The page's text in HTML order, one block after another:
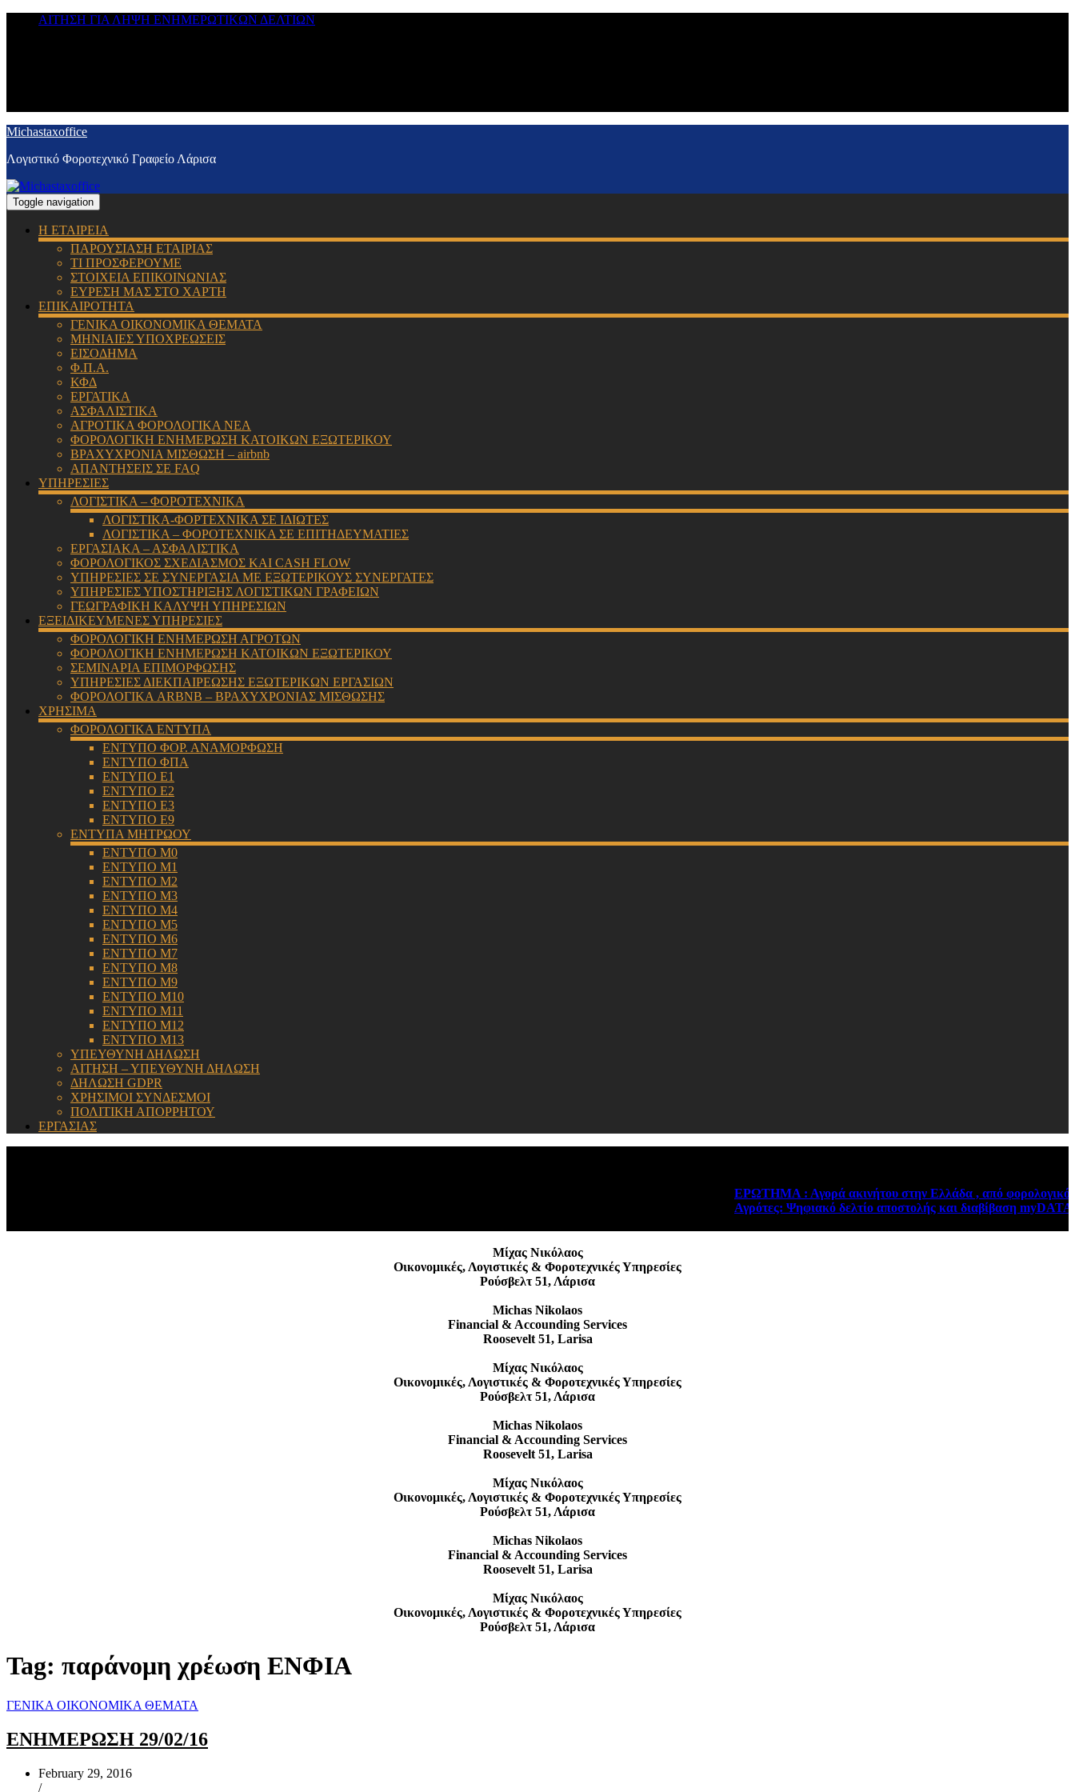
ΑΙΤΗΣΗ ΓΙΑ ΛΗΨΗ ΕΝΗΜΕΡΩΤΙΚΩΝ ΔΕΛΤΙΩΝ
Michastaxoffice
Λογιστικό Φοροτεχνικό Γραφείο Λάρισα
Toggle navigation
Η ΕΤΑΙΡΕΙΑ
ΠΑΡΟΥΣΙΑΣΗ ΕΤΑΙΡΙΑΣ
ΤΙ ΠΡΟΣΦΕΡΟΥΜΕ
ΣΤΟΙΧΕΙΑ ΕΠΙΚΟΙΝΩΝΙΑΣ
ΕΥΡΕΣΗ ΜΑΣ ΣΤΟ ΧΑΡΤΗ
ΕΠΙΚΑΙΡΟΤΗΤΑ
ΓΕΝΙΚΑ ΟΙΚΟΝΟΜΙΚΑ ΘΕΜΑΤΑ
ΜΗΝΙΑΙΕΣ ΥΠΟΧΡΕΩΣΕΙΣ
ΕΙΣΟΔΗΜΑ
Φ.Π.Α.
ΚΦΔ
ΕΡΓΑΤΙΚΑ
ΑΣΦΑΛΙΣΤΙΚΑ
ΑΓΡΟΤΙΚΑ ΦΟΡΟΛΟΓΙΚΑ ΝΕΑ
ΦΟΡΟΛΟΓΙΚΗ ΕΝΗΜΕΡΩΣΗ ΚΑΤΟΙΚΩΝ ΕΞΩΤΕΡΙΚΟΥ
ΒΡΑΧΥΧΡΟΝΙΑ ΜΙΣΘΩΣΗ – airbnb
ΑΠΑΝΤΗΣΕΙΣ ΣΕ FAQ
ΥΠΗΡΕΣΙΕΣ
ΛΟΓΙΣΤΙΚΑ – ΦΟΡΟΤΕΧΝΙΚΑ
ΛΟΓΙΣΤΙΚΑ-ΦΟΡΤΕΧΝΙΚΑ ΣΕ ΙΔΙΩΤΕΣ
ΛΟΓΙΣΤΙΚΑ – ΦΟΡΟΤΕΧΝΙΚΑ ΣΕ ΕΠΙΤΗΔΕΥΜΑΤΙΕΣ
ΕΡΓΑΣΙΑΚΑ – ΑΣΦΑΛΙΣΤΙΚΑ
ΦΟΡΟΛΟΓΙΚΟΣ ΣΧΕΔΙΑΣΜΟΣ ΚΑΙ CASH FLOW
ΥΠΗΡΕΣΙΕΣ ΣΕ ΣΥΝΕΡΓΑΣΙΑ ΜΕ ΕΞΩΤΕΡΙΚΟΥΣ ΣΥΝΕΡΓΑΤΕΣ
ΥΠΗΡΕΣΙΕΣ ΥΠΟΣΤΗΡΙΞΗΣ ΛΟΓΙΣΤΙΚΩΝ ΓΡΑΦΕΙΩΝ
ΓΕΩΓΡΑΦΙΚΗ ΚΑΛΥΨΗ ΥΠΗΡΕΣΙΩΝ
ΕΞΕΙΔΙΚΕΥΜΕΝΕΣ ΥΠΗΡΕΣΙΕΣ
ΦΟΡΟΛΟΓΙΚΗ ΕΝΗΜΕΡΩΣΗ ΑΓΡΟΤΩΝ
ΦΟΡΟΛΟΓΙΚΗ ΕΝΗΜΕΡΩΣΗ ΚΑΤΟΙΚΩΝ ΕΞΩΤΕΡΙΚΟΥ
ΣΕΜΙΝΑΡΙΑ ΕΠΙΜΟΡΦΩΣΗΣ
ΥΠΗΡΕΣΙΕΣ ΔΙΕΚΠΑΙΡΕΩΣΗΣ ΕΞΩΤΕΡΙΚΩΝ ΕΡΓΑΣΙΩΝ
ΦΟΡΟΛΟΓΙΚΑ ARBNB – ΒΡΑΧΥΧΡΟΝΙΑΣ ΜΙΣΘΩΣΗΣ
ΧΡΗΣΙΜΑ
ΦΟΡΟΛΟΓΙΚΑ ΕΝΤΥΠΑ
ΕΝΤΥΠΟ ΦΟΡ. ΑΝΑΜΟΡΦΩΣΗ
ΕΝΤΥΠΟ ΦΠΑ
ΕΝΤΥΠΟ Ε1
ΕΝΤΥΠΟ Ε2
ΕΝΤΥΠΟ Ε3
ΕΝΤΥΠΟ Ε9
ΕΝΤΥΠΑ ΜΗΤΡΩΟΥ
ΕΝΤΥΠΟ Μ0
ΕΝΤΥΠΟ Μ1
ΕΝΤΥΠΟ Μ2
ΕΝΤΥΠΟ Μ3
ΕΝΤΥΠΟ Μ4
ΕΝΤΥΠΟ Μ5
ΕΝΤΥΠΟ Μ6
ΕΝΤΥΠΟ Μ7
ΕΝΤΥΠΟ Μ8
ΕΝΤΥΠΟ Μ9
ΕΝΤΥΠΟ Μ10
ΕΝΤΥΠΟ Μ11
ΕΝΤΥΠΟ Μ12
ΕΝΤΥΠΟ Μ13
ΥΠΕΥΘΥΝΗ ΔΗΛΩΣΗ
ΑΙΤΗΣΗ – ΥΠΕΥΘΥΝΗ ΔΗΛΩΣΗ
ΔΗΛΩΣΗ GDPR
ΧΡΗΣΙΜΟΙ ΣΥΝΔΕΣΜΟΙ
ΠΟΛΙΤΙΚΗ ΑΠΟΡΡΗΤΟΥ
ΕΡΓΑΣΙΑΣ
ΕΡΩΤΗΜΑ : Αγορά ακινήτου στην Ελλάδα , από φορολογικό
Αγρότες: Ψηφιακό δελτίο αποστολής και διαβίβαση myDATA –
Μίχας Νικόλαος
Οικονομικές, Λογιστικές & Φοροτεχνικές Υπηρεσίες
Ρούσβελτ 51, Λάρισα
Michas Nikolaos
Financial & Accounding Services
Roosevelt 51, Larisa
Μίχας Νικόλαος
Οικονομικές, Λογιστικές & Φοροτεχνικές Υπηρεσίες
Ρούσβελτ 51, Λάρισα
Michas Nikolaos
Financial & Accounding Services
Roosevelt 51, Larisa
Μίχας Νικόλαος
Οικονομικές, Λογιστικές & Φοροτεχνικές Υπηρεσίες
Ρούσβελτ 51, Λάρισα
Michas Nikolaos
Financial & Accounding Services
Roosevelt 51, Larisa
Μίχας Νικόλαος
Οικονομικές, Λογιστικές & Φοροτεχνικές Υπηρεσίες
Ρούσβελτ 51, Λάρισα
Tag: παράνομη χρέωση ΕΝΦΙΑ
ΓΕΝΙΚΑ ΟΙΚΟΝΟΜΙΚΑ ΘΕΜΑΤΑ
ΕΝΗΜΕΡΩΣΗ 29/02/16
February 29, 2016
/